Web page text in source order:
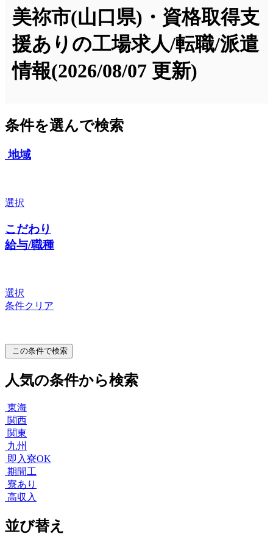
美祢市(山口県)・資格取得支
援ありの工場求人/転職/派遣
情報(2026/08/07 更新)
条件を選んで検索
地域
選択
こだわり
給与/職種
選択
条件クリア
この条件で検索
人気の条件から検索
東海
関西
関東
九州
即入寮OK
期間工
寮あり
高収入
並び替え